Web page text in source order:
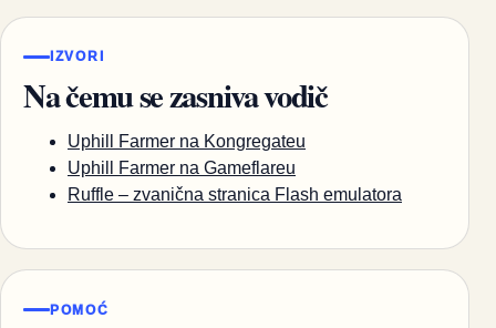
IZVORI
Na čemu se zasniva vodič
Uphill Farmer na Kongregateu
Uphill Farmer na Gameflareu
Ruffle – zvanična stranica Flash emulatora
POMOĆ